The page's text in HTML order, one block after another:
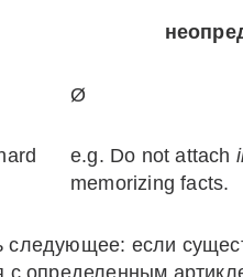
Ø
e.g. Do not attach
memorizing facts.
если
с определенным